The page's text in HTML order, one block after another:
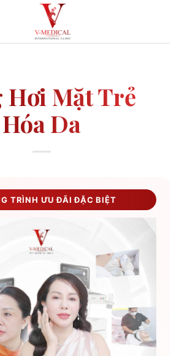
Hơi Mặt Trẻ
Hóa Da
TRÌNH ƯU ĐÃI ĐẶC BIỆT